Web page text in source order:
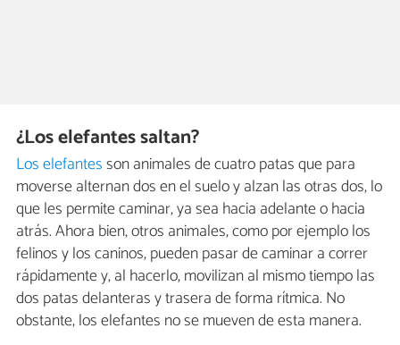
¿Los elefantes saltan?
Los elefantesson animales de cuatro patas que para
moverse alternan dos en el suelo y alzan las otras dos, lo
que les permite caminar, ya sea hacia adelante o hacia
atrás. Ahora bien, otros animales, como por ejemplo los
felinos y los caninos, pueden pasar de caminar a correr
rápidamente y, al hacerlo, movilizan al mismo tiempo las
dos patas delanteras y trasera de forma rítmica. No
obstante, los elefantes no se mueven de esta manera.